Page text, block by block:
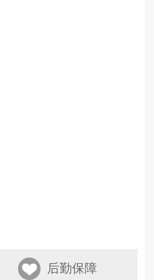
后勤保障